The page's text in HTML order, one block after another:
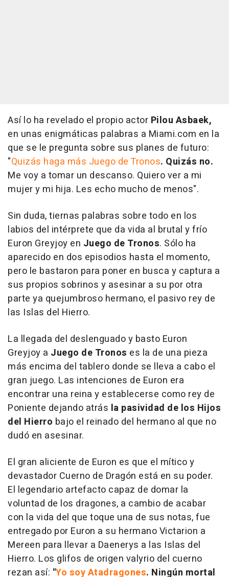
Así lo ha revelado el propio actor Pilou Asbaek,
en unas enigmáticas palabras a Miami.com en la
que se le pregunta sobre sus planes de futuro:
"Quizás haga más Juego de Tronos. Quizás no.
Me voy a tomar un descanso. Quiero ver a mi
mujer y mi hija. Les echo mucho de menos".
Sin duda, tiernas palabras sobre todo en los
labios del intérprete que da vida al brutal y frío
Euron Greyjoy en Juego de Tronos. Sólo ha
aparecido en dos episodios hasta el momento,
pero le bastaron para poner en busca y captura a
sus propios sobrinos y asesinar a su por otra
parte ya quejumbroso hermano, el pasivo rey de
las Islas del Hierro.
La llegada del deslenguado y basto Euron
Greyjoy a Juego de Tronos es la de una pieza
más encima del tablero donde se lleva a cabo el
gran juego. Las intenciones de Euron era
encontrar una reina y establecerse como rey de
Poniente dejando atrás la pasividad de los Hijos
del Hierro bajo el reinado del hermano al que no
dudó en asesinar.
El gran aliciente de Euron es que el mítico y
devastador Cuerno de Dragón está en su poder.
El legendario artefacto capaz de domar la
voluntad de los dragones, a cambio de acabar
con la vida del que toque una de sus notas, fue
entregado por Euron a su hermano Victarion a
Mereen para llevar a Daenerys a las Islas del
Hierro. Los glifos de origen valyrio del cuerno
rezan así: "Yo soy Atadragones. Ningún mortal